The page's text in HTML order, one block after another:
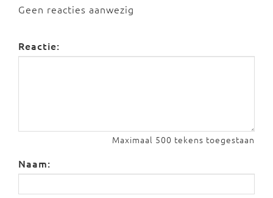
Geen reacties aanwezig
Reactie:
Maximaal 500 tekens toegestaan
Naam: